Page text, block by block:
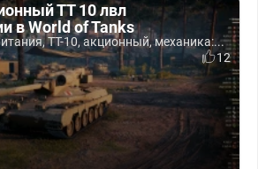
ТТ 10 лвл
в World of Tanks
ТТ-10, акционный, механика:...
12